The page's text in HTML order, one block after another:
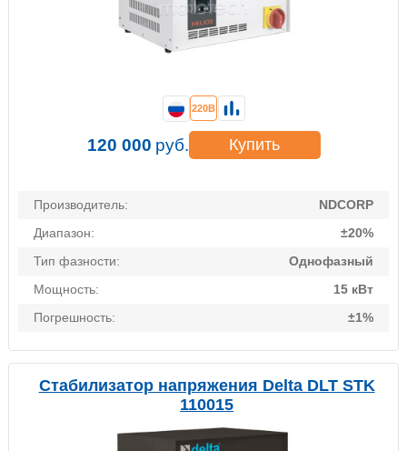
Производитель:
NDCORP
Диапазон:
±20%
Тип фазности:
Однофазный
Мощность:
15 кВт
Погрешность:
±1%
220В
120 000 руб. Купить
Стабилизатор напряжения Delta DLT STK
110015